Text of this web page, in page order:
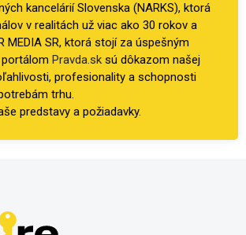
kancelárií Slovenska (NARKS), ktorá
v realitách už viac ako 30 rokov a
MEDIA SR, ktorá stojí za úspešným
Pravda.sk sú dôkazom našej
profesionality a schopnosti
trhu.
predstavy a požiadavky.